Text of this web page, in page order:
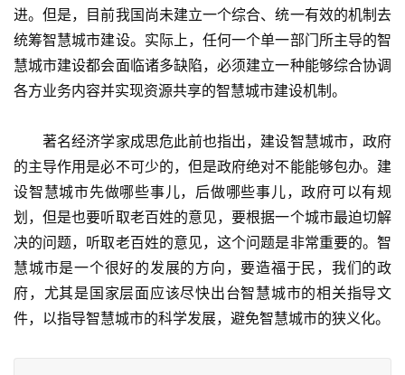
进。但是，目前我国尚未建立一个综合、统一有效的机制去
统筹智慧城市建设。实际上，任何一个单一部门所主导的智
慧城市建设都会面临诸多缺陷，必须建立一种能够综合协调
各方业务内容并实现资源共享的智慧城市建设机制。
著名经济学家成思危此前也指出，建设智慧城市，政府
的主导作用是必不可少的，但是政府绝对不能能够包办。建
设智慧城市先做哪些事儿，后做哪些事儿，政府可以有规
划，但是也要听取老百姓的意见，要根据一个城市最迫切解
决的问题，听取老百姓的意见，这个问题是非常重要的。智
慧城市是一个很好的发展的方向，要造福于民，我们的政
府，尤其是国家层面应该尽快出台智慧城市的相关指导文
件，以指导智慧城市的科学发展，避免智慧城市的狭义化。